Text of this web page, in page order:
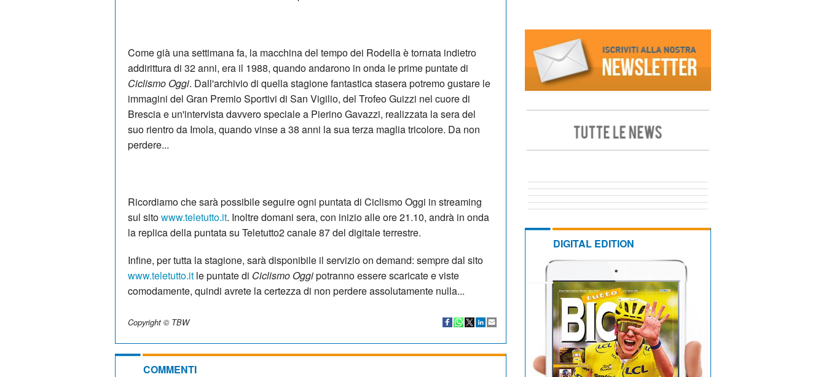
Come già una settimana fa, la macchina del tempo dei Rodella è tornata indietro
addirittura di 32 anni, era il 1988, quando andarono in onda le prime puntate di
Ciclismo Oggi. Dall'archivio di quella stagione fantastica stasera potremo gustare le
immagini del Gran Premio Sportivi di San Vigilio, del Trofeo Guizzi nel cuore di
Brescia e un'intervista davvero speciale a Pierino Gavazzi, realizzata la sera del
suo rientro da Imola, quando vinse a 38 anni la sua terza maglia tricolore. Da non
perdere...
Ricordiamo che sarà possibile seguire ogni puntata di Ciclismo Oggi in streaming
sul sitowww.teletutto.it. Inoltre domani sera, con inizio alle ore 21.10, andrà in onda
la replica della puntata su Teletutto2 canale 87 del digitale terrestre.
Infine, per tutta la stagione, sarà disponibile il servizio on demand: sempre dal sito
www.teletutto.it le puntate di Ciclismo Oggipotranno essere scaricate e viste
comodamente, quindi avrete la certezza di non perdere assolutamente nulla...
Copyright © TBW
COMMENTI
DIGITAL EDITION